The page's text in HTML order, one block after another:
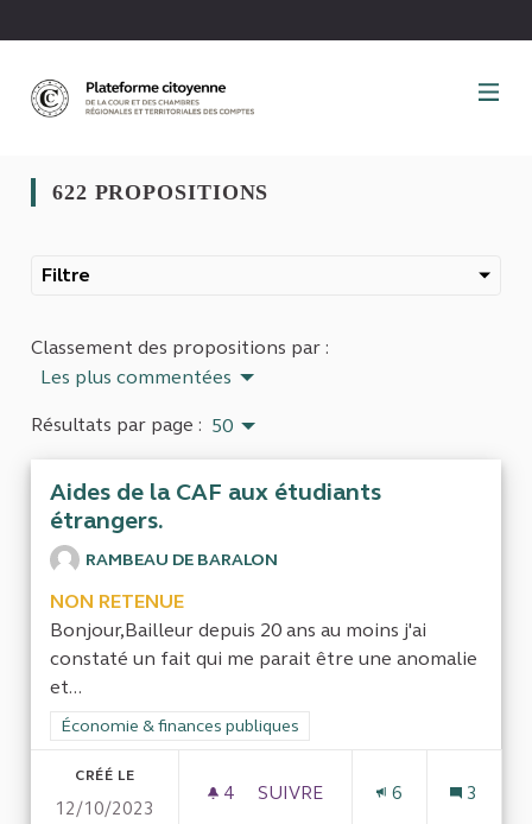
622 PROPOSITIONS
Filtre
Classement des propositions par :
Les plus commentées
Résultats par page : 50
Aides de la CAF aux étudiants
étrangers.
RAMBEAU DE BARALON
NON RETENUE
Bonjour,Bailleur depuis 20 ans au moins j'ai
constaté un fait qui me parait être une anomalie
et...
Filtrer les résultats de la catégorie : Économie & finances
Économie & finances publiques
CRÉÉ LE
12/10/2023
4 4 ABONNÉS
SUIVRE
6 3